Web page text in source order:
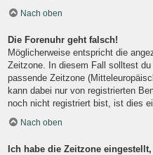
Nach oben
Die Forenuhr geht falsch!
Möglicherweise entspricht die
Zeitzone. In diesem Fall solltest du
passende Zeitzone
kann dabei nur von registrierten
noch nicht registriert bist, ist dies
Nach oben
Ich habe die Zeitzone